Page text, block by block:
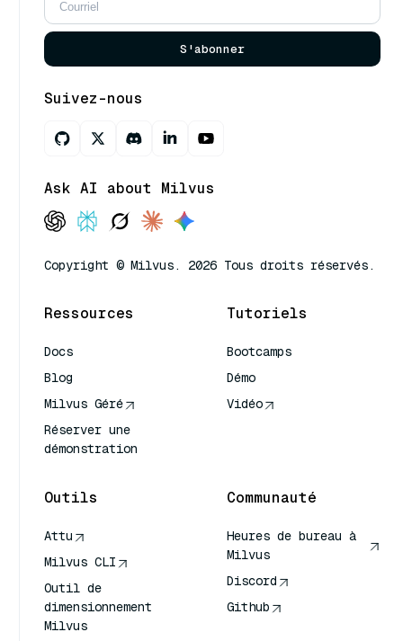
S'abonner
Suivez-nous
Ask AI about Milvus
Copyright © Milvus. 2026 Tous droits réservés.
Ressources
Docs
Blog
Milvus Géré
Réserver une
démonstration
Tutoriels
Bootcamps
Démo
Vidéo
Outils
Attu
Milvus CLI
Outil de
dimensionnement
Milvus
Communauté
Heures de bureau à
Milvus
Discord
Github